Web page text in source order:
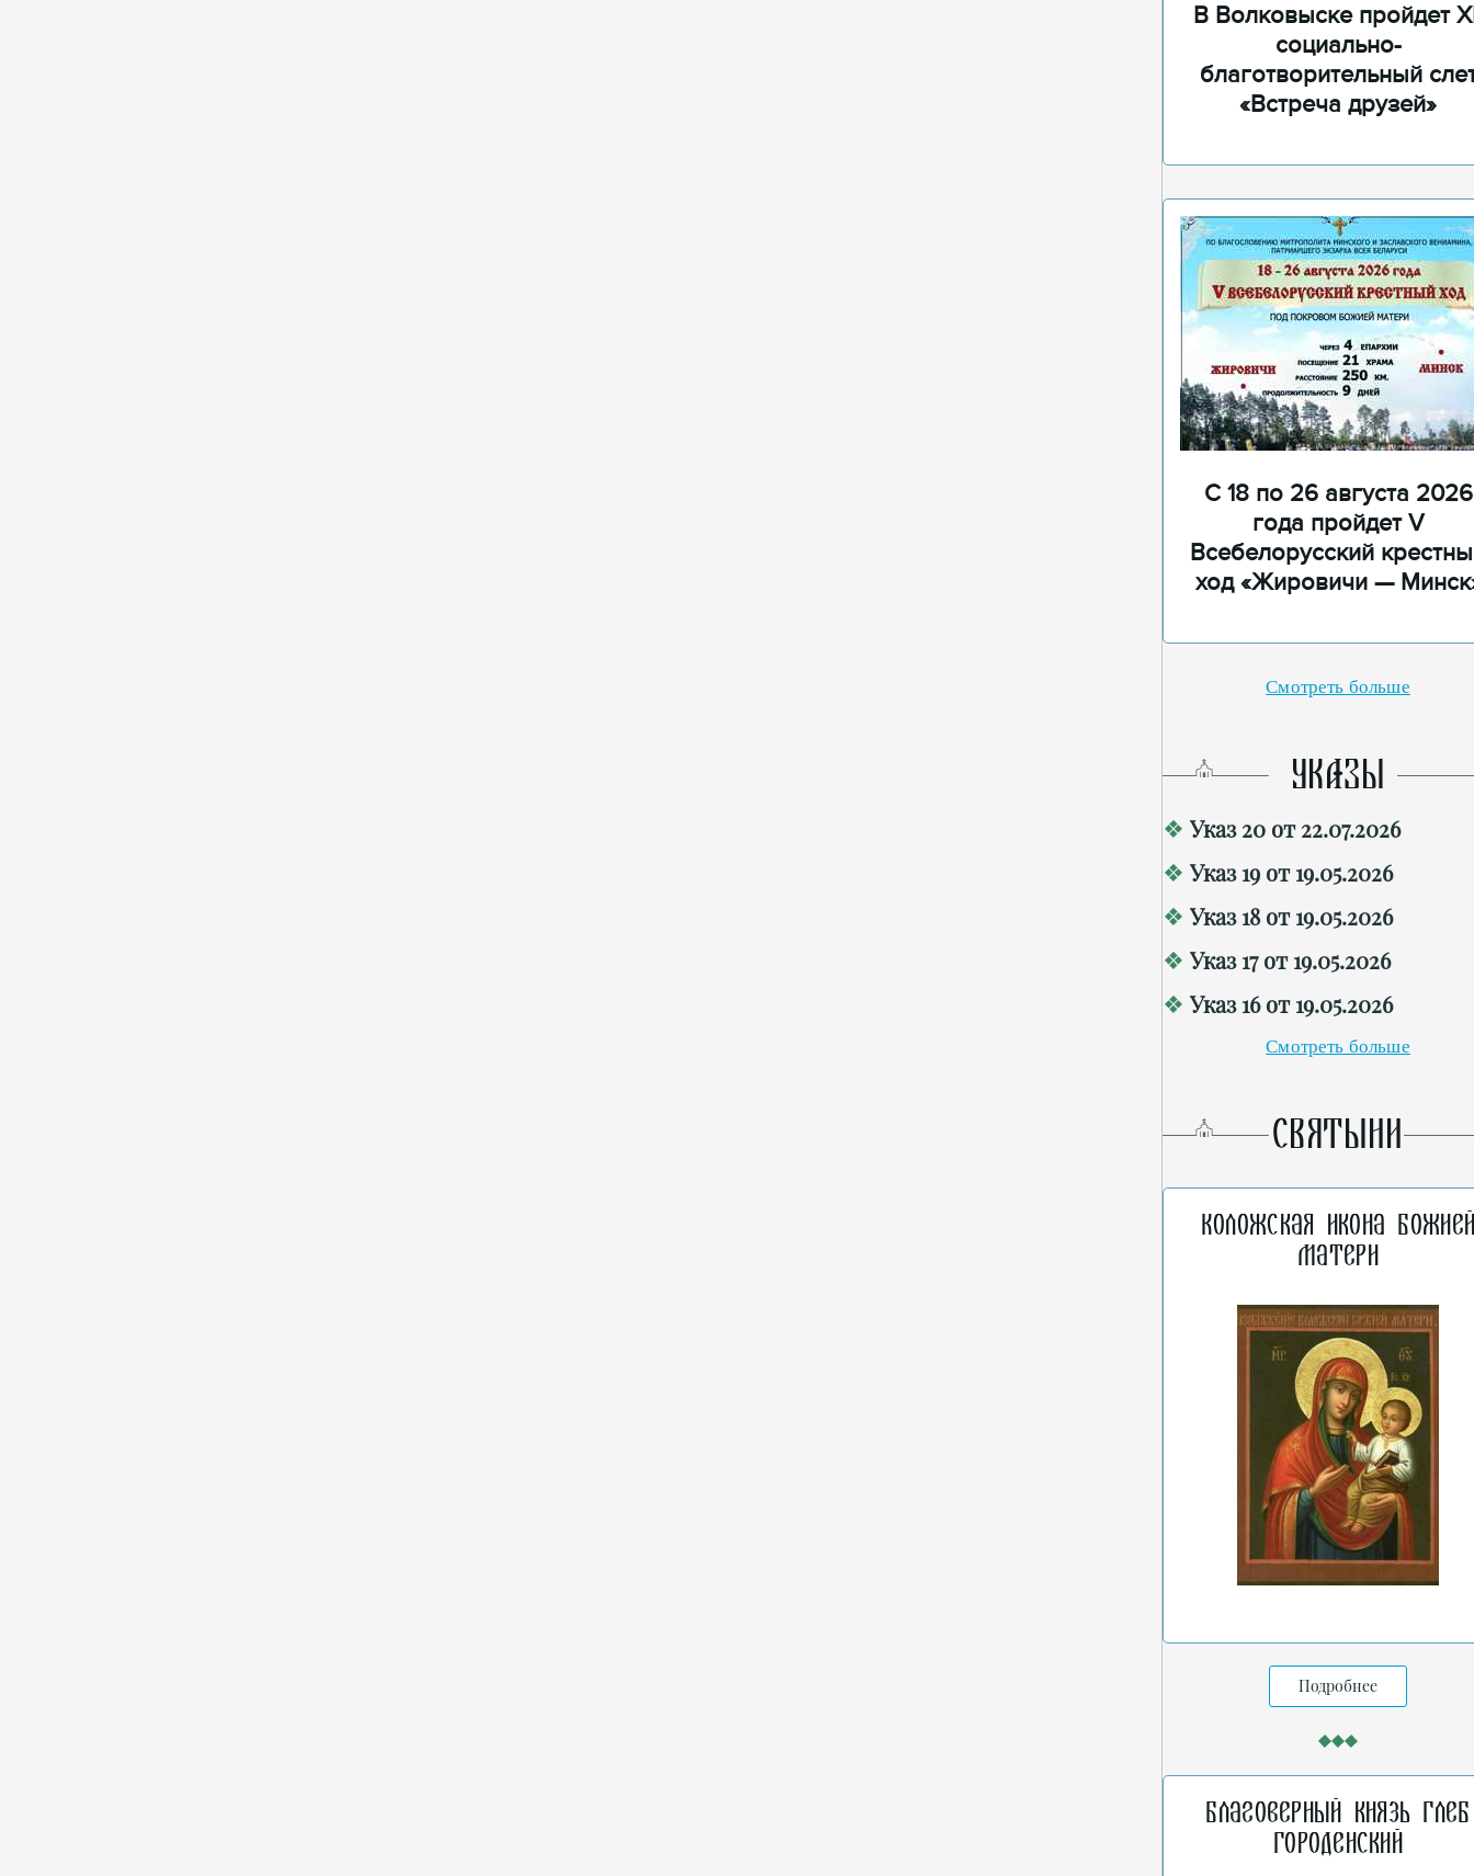
В Волковыске пройдет
социально-
благотворительный
«Встреча друзей»
С 18 по 26 августа 2026
года пройдет V
Всебелорусский
ход «Жировичи —
Смотреть больше
УКАЗЫ
Указ 20 от 22.07.2026
Указ 19 от 19.05.2026
Указ 18 от 19.05.2026
Указ 17 от 19.05.2026
Указ 16 от 19.05.2026
Смотреть больше
СВЯТЫНИ
Коложская икона
Матери
Подробнее
Благоверный князь Глеб
Городенский